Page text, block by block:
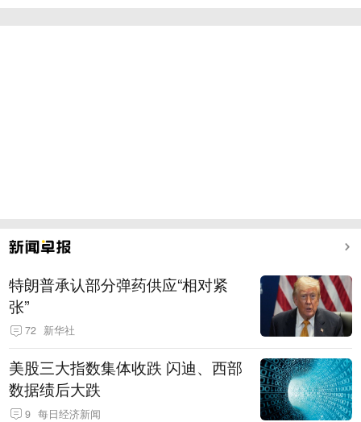
特朗普承认部分弹药供应“相对紧
张”
72 新华社
美股三大指数集体收跌 闪迪、西部
数据绩后大跌
9 每日经济新闻